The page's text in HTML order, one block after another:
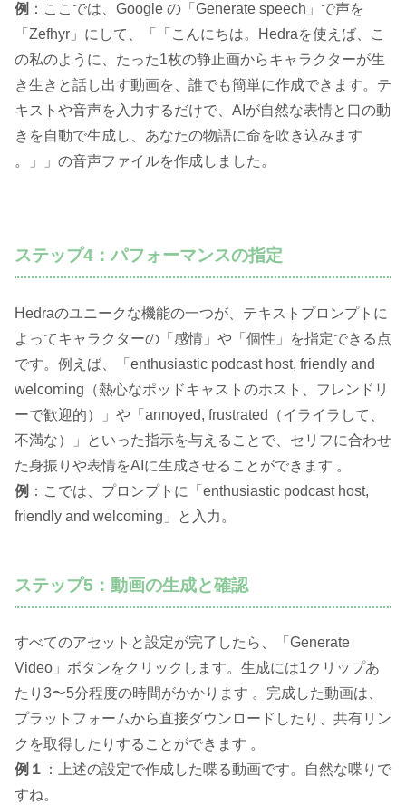
例 ：ここでは、Google の「Generate speech」で声を
「Zefhyr」にして、「「こんにちは。Hedraを使えば、こ
の私のように、たった1枚の静止画からキャラクターが生
き生きと話し出す動画を、誰でも簡単に作成できます。テ
キストや音声を入力するだけで、AIが自然な表情と口の動
きを自動で生成し、あなたの物語に命を吹き込みます
。」」の音声ファイルを作成しました。
ステップ4：パフォーマンスの指定
Hedraのユニークな機能の一つが、テキストプロンプトに
よってキャラクターの「感情」や「個性」を指定できる点
です。例えば、「enthusiastic podcast host, friendly and
welcoming（熱心なポッドキャストのホスト、フレンドリ
ーで歓迎的）」や「annoyed, frustrated（イライラして、
不満な）」といった指示を与えることで、セリフに合わせ
た身振りや表情をAIに生成させることができます 。
例 ：こでは、プロンプトに「enthusiastic podcast host,
friendly and welcoming」と入力。
ステップ5：動画の生成と確認
すべてのアセットと設定が完了したら、「Generate
Video」ボタンをクリックします。生成には1クリップあ
たり3〜5分程度の時間がかかります 。完成した動画は、
プラットフォームから直接ダウンロードしたり、共有リン
クを取得したりすることができます 。
例１ ：上述の設定で作成した喋る動画です。自然な喋りで
すね。